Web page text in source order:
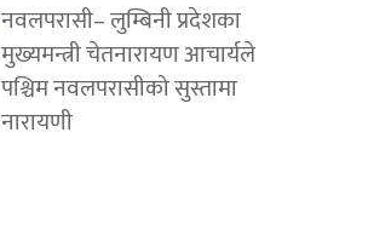
नवलपरासी– लुम्बिनी प्रदेशका
मुख्यमन्त्री चेतनारायण आचार्यले
पश्चिम नवलपरासीको सुस्तामा
नारायणी